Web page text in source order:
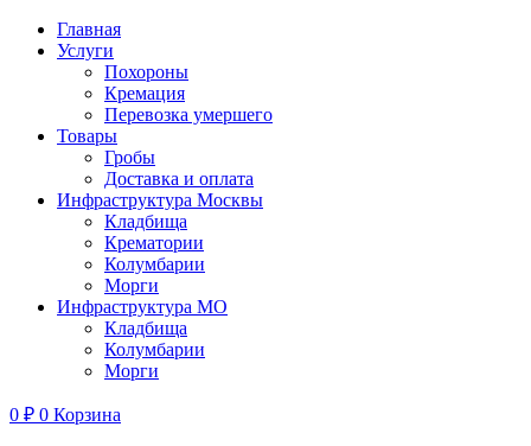
Главная
Услуги
Похороны
Кремация
Перевозка умершего
Товары
Гробы
Доставка и оплата
Инфраструктура Москвы
Кладбища
Крематории
Колумбарии
Морги
Инфраструктура МО
Кладбища
Колумбарии
Морги
0 ₽ 0 Корзина